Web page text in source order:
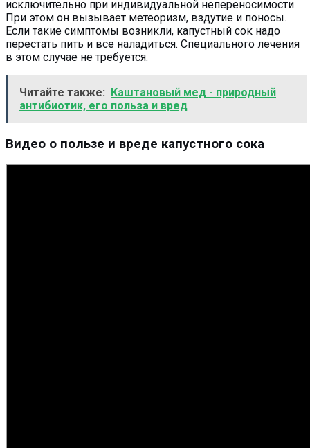
исключительно при индивидуальной непереносимости.
При этом он вызывает метеоризм, вздутие и поносы.
Если такие симптомы возникли, капустный сок надо
перестать пить и все наладиться. Специального лечения
в этом случае не требуется.
Читайте также: Каштановый мед - природный
антибиотик, его польза и вред
Видео о пользе и вреде капустного сока